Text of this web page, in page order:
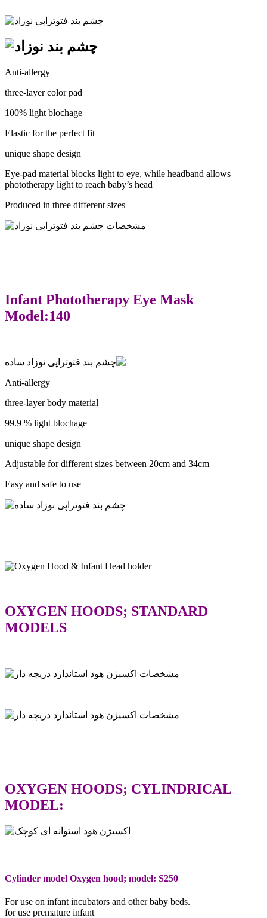
Anti-allergy
three-layer color pad
100% light blochage
Elastic for the perfect fit
unique shape design
Eye-pad material blocks light to eye, while headband allows
phototherapy light to reach baby’s head
Produced in three different sizes
Infant Phototherapy Eye Mask
Model:140
Anti-allergy
three-layer body material
99.9 % light blochage
unique shape design
Adjustable for different sizes between 20cm and 34cm
Easy and safe to use
OXYGEN HOODS; STANDARD
MODELS
OXYGEN HOODS; CYLINDRICAL
MODEL:
Cylinder model Oxygen hood; model: S250
For use on infant incubators and other baby beds.
for use premature infant